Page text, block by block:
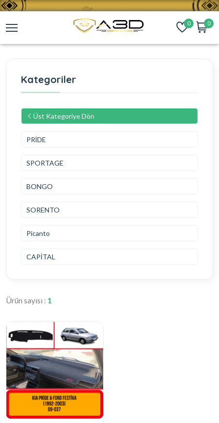
0 0
Kategoriler
Üst Kategoriye Dön
PRİDE
SPORTAGE
BONGO
SORENTO
Picanto
CAPİTAL
Ürün sayısı : 1